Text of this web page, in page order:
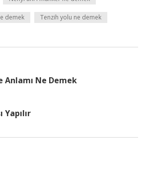
demek Tenzih yolu ne demek
Anlamı Ne Demek
Yapılır